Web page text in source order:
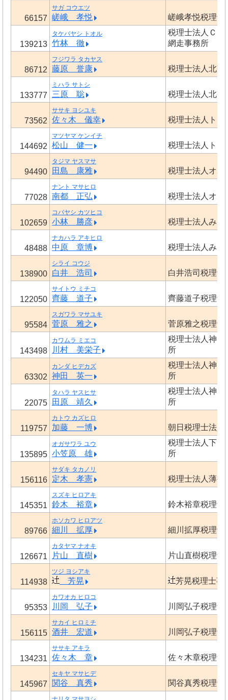
66157
サガ コウエツ
嵯峨 孝悦 嵯峨孝悦税理士
139213
タケバヤシ トオル
竹林 徹
税理士法人Ｃ
網走事務所
86712
フジワラ タカヤス
藤原 誉康 税理士法人北翔
133777
ミハラ サトシ
三原 聡 税理士法人北翔
73562
ササキ ヨシユキ
佐々木 儀幸 税理士法人トラ
144692
マツヤマ ケンイチ
松山 健一 税理士法人トラ
94490
タジマ ヤスマサ
田島 康雅 税理士法人オホ
77028
ナント マサヒロ
南都 正弘 税理士法人オホ
102659
コバヤシ カツヒコ
小林 勝彦 税理士法人みら
48488
ナカハラ アキヒロ
中原 章博 税理士法人みら
138900
シライ コウジ
白井 浩司 白井浩司税理士
122050
サイトウ ミチコ
齊藤 道子 齊藤道子税理士
95584
スガワラ マサユキ
菅原 雅之 菅原雅之税理士
143498
カワムラ ミエコ
川村 美栄子
税理士法人神
所
63302
カンダ ヒデカズ
神田 英一
税理士法人神
所
22075
タハラ ヤスヒサ
田原 靖久
税理士法人神
所
119757
カトウ カズヒロ
加藤 一博 朝日税理士法
135895
オガサワラ ユウ
小笠原 雄
税理士法人下
所
156116
サダキ タカノリ
定木 孝憲 税理士法人薄
145351
スズキ ヒロアキ
鈴木 裕章 鈴木裕章税理士
89766
ホソカワ ヒロアツ
細川 拡厚 細川拡厚税理士
126671
カタヤマ ナオキ
片山 直樹 片山直樹税理士
114938
ツジ ヨシアキ
芳晃 芳晃税理士事
95353
カワオカ ヒロコ
川岡 弘子 川岡弘子税理士
156115
サカイ ヒロミチ
酒井 宏道 川岡弘子税理士
134231
ササキ アキラ
佐々木 章 佐々木章税理士
145967
セキヤ マサヒデ
関谷 真秀 関谷真秀税理士